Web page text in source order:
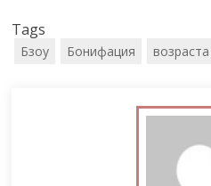
Tags
Бзоу Бонифация возраста